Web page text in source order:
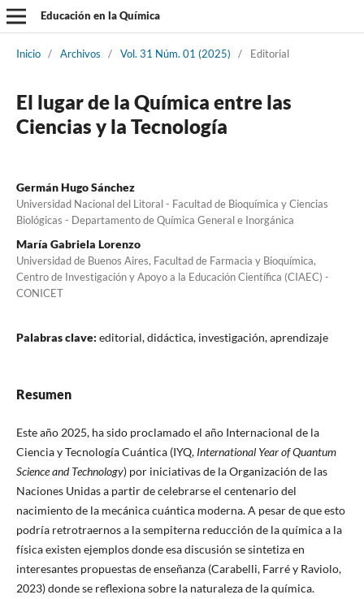
Educación en la Química
Inicio / Archivos / Vol. 31 Núm. 01 (2025) / Editorial
El lugar de la Química entre las
Ciencias y la Tecnología
Germán Hugo Sánchez
Universidad Nacional del Litoral - Facultad de Bioquímica y Ciencias
Biológicas - Departamento de Química General e Inorgánica
María Gabriela Lorenzo
Universidad de Buenos Aires, Facultad de Farmacia y Bioquímica,
Centro de Investigación y Apoyo a la Educación Científica (CIAEC) -
CONICET
Palabras clave: editorial, didáctica, investigación, aprendizaje
Resumen
Este año 2025, ha sido proclamado el año Internacional de la
Ciencia y Tecnología Cuántica (IYQ, International Year of Quantum
Science and Technology) por iniciativas de la Organización de las
Naciones Unidas a partir de celebrarse el centenario del
nacimiento de la mecánica cuántica moderna. A pesar de que esto
podría retrotraernos a la sempiterna reducción de la química a la
física existen ejemplos donde esa discusión se sintetiza en
interesantes propuestas de enseñanza (Carabelli, Farré y Raviolo,
2023) donde se reflexiona sobre la naturaleza de la química.